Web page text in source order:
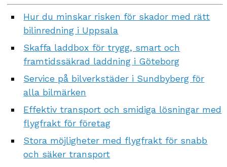
Hur du minskar risken för skador med rätt
bilinredning i Uppsala
Skaffa laddbox för trygg, smart och
framtidssäkrad laddning i Göteborg
Service på bilverkstäder i Sundbyberg för
alla bilmärken
Effektiv transport och smidiga lösningar med
flygfrakt för företag
Stora möjligheter med flygfrakt för snabb
och säker transport